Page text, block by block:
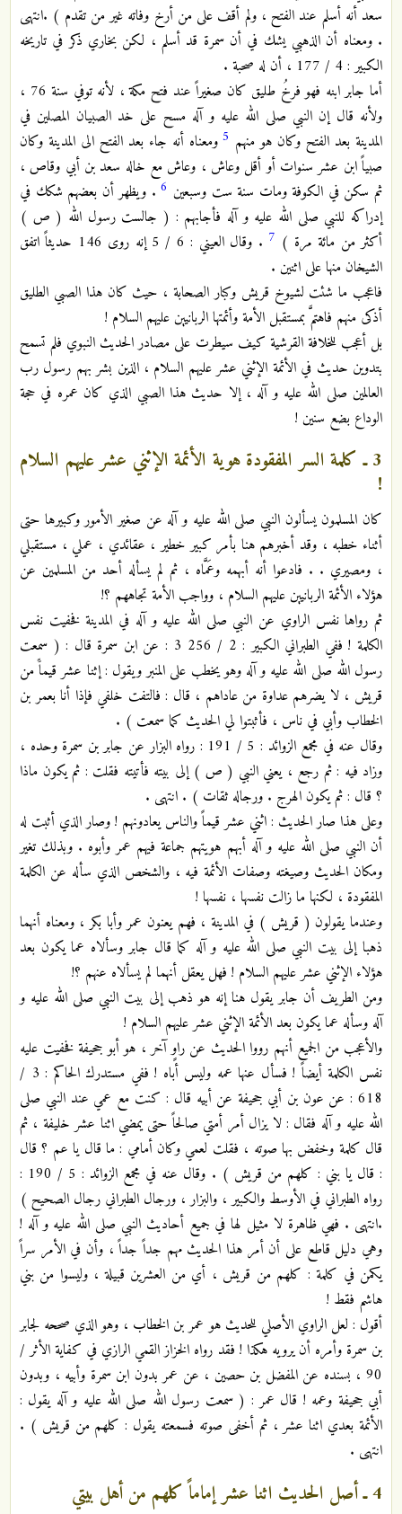
سعد أنه أسلم عند الفتح ، ولم أقف على من أرخ وفاته غير من تقدم ) .انتهى
. ومعناه أن الذهبي يشك في أن سمرة قد أسلم ، لكن بخاري ذكر في تاريخه
الكبير : 4 / 177 ، أن له صحبة .
أما جابر ابنه فهو فرخُ طليق كان صغيراً عند فتح مكة ، لأنه توفي سنة 76 ،
ولأنه قال إن النبي صلى الله عليه و آله مسح على خد الصبيان المصلين في
المدينة بعد الفتح وكان هو منهم 5ومعناه أنه جاء بعد الفتح الى المدينة وكان
صبياً ابن عشر سنوات أو أقل وعاش ، وعاش مع خاله سعد بن أبي وقاص ،
ثم سكن في الكوفة ومات سنة ست وسبعين 6. ويظهر أن بعضهم شكك في
إدراكه للنبي صلى الله عليه و آله فأجابهم : ( جالست رسول الله ( ص )
أكثر من مائة مرة ) 7
. وقال العيني : 6 / 5 إنه روى 146 حديثاً اتفق
الشيخان منها على اثنين .
فاعجب ما شئت لشيوخ قريش وكبار الصحابة ، حيث كان هذا الصبي الطليق
أذكى منهم فاهتمَّ بمستقبل الأمة وأئمتها الربانيين عليهم السلام !
بل أعجب للخلافة القرشية كيف سيطرت على مصادر الحديث النبوي فلم تسمح
بتدوين حديث في الأئمة الإثني عشر عليهم السلام ، الذين بشر بهم رسول رب
العالمين صلى الله عليه و آله ، إلا حديث هذا الصبي الذي كان عمره في حجة
الوداع بضع سنين !
3 ـ كلمة السر المفقودة هوية الأئمة الإثني عشر عليهم السلام
!
كان المسلمون يسألون النبي صلى الله عليه و آله عن صغير الأمور وكبيرها حتى
أثناء خطبه ، وقد أخبرهم هنا بأمر كبير خطير ، عقائدي ، عملي ، مستقبلي
، ومصيري . . فادعوا أنه أبهمه وعَمَّاه ، ثم لم يسأله أحد من المسلمين عن
هؤلاء الأئمة الربانيين عليهم السلام ، وواجب الأمة تجاههم ؟!
ثم رواها نفس الراوي عن النبي صلى الله عليه و آله في المدينة فخفيت نفس
الكلمة ! ففي الطبراني الكبير : 2 / 256 3 : عن ابن سمرة قال : ( سمعت
رسول الله صلى الله عليه و آله وهو يخطب على المنبر ويقول : إثنا عشر قيماًَ من
قريش ، لا يضرهم عداوة من عاداهم ، قال : فالتفت خلفي فإذا أنا بعمر بن
الخطاب وأبي في ناس ، فأثبتوا لي الحديث كما سمعت ) .
وقال عنه في مجمع الزوائد : 5 / 191 : رواه البزار عن جابر بن سمرة وحده ،
وزاد فيه : ثم رجع ، يعني النبي ( ص ) إلى بيته فأتيته فقلت : ثم يكون ماذا
؟ قال : ثم يكون الهرج . ورجاله ثقات ) . انتهى .
وعلى هذا صار الحديث : اثني عشر قيماً والناس يعادونهم ! وصار الذي أثبت له
أن النبي صلى الله عليه و آله أبهم هويتهم جماعة فيهم عمر وأبوه . وبذلك تغير
ومكان الحديث وصيغته وصفات الأئمة فيه ، والشخص الذي سأله عن الكلمة
المفقودة ، لكنها ما زالت نفسها ، نفسها !
وعندما يقولون ( قريش ) في المدينة ، فهم يعنون عمر وأبا بكر ، ومعناه أنهما
ذهبا إلى بيت النبي صلى الله عليه و آله كما قال جابر وسألاه عما يكون بعد
هؤلاء الإثني عشر عليهم السلام ! فهل يعقل أنهما لم يسألاه عنهم ؟!
ومن الطريف أن جابر يقول هنا إنه هو ذهب إلى بيت النبي صلى الله عليه و
آله وسأله عما يكون بعد الأئمة الإثني عشر عليهم السلام !
والأعجب من الجميع أنهم رووا الحديث عن راوٍ آخر ، هو أبو جحيفة فخفيت عليه
نفس الكلمة أيضاً ! فسأل عنها عمه وليس أباه ! ففي مستدرك الحاكم : 3 /
618 : عن عون بن أبي جحيفة عن أبيه قال : كنت مع عمي عند النبي صلى
الله عليه و آله فقال : لا يزال أمر أمتي صالحاً حتى يمضي اثنا عشر خليفة ، ثم
قال كلمة وخفض بها صوته ، فقلت لعمي وكان أمامي : ما قال يا عم ؟ قال
: قال يا بني : كلهم من قريش ) . وقال عنه في مجمع الزوائد : 5 / 190 :
رواه الطبراني في الأوسط والكبير ، والبزار ، ورجال الطبراني رجال الصحيح )
.انتهى . فهي ظاهرة لا مثيل لها في جميع أحاديث النبي صلى الله عليه و آله !
وهي دليل قاطع على أن أمر هذا الحديث مهم جداً جداً ، وأن في الأمر سراً
يكمن في كلمة : كلهم من قريش ، أي من العشرين قبيلة ، وليسوا من بني
هاشم فقط !
أقول : لعل الراوي الأصلي للحديث هو عمر بن الخطاب ، وهو الذي صححه لجابر
بن سمرة وأمره أن يرويه هكذا ! فقد رواه الخزاز القمي الرازي في كفاية الأثر /
90 ، بسنده عن المفضل بن حصين ، عن عمر بدون ابن سمرة وأبيه ، وبدون
أبي جحيفة وعمه ! قال عمر : ( سمعت رسول الله صلى الله عليه و آله يقول :
الأئمة بعدي اثنا عشر ، ثم أخفى صوته فسمعته يقول : كلهم من قريش ) .
انتهى .
4 ـ أصل الحديث اثنا عشر إماماً كلهم من أهل بيتي